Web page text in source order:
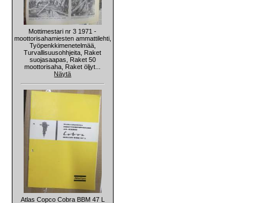
Mottimestari nr 3 1971 -
moottorisahamiesten ammattilehti,
Työpenkkimenetelmää,
Turvallisuusohhjeita, Raket
suojasaapas, Raket 50
moottorisaha, Raket öljyt...
Näytä
Atlas Copco Cobra BBM 47 L